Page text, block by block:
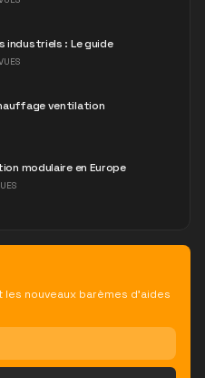
industriels : Le guide
ventilation
modulaire en Europe
nouveaux barèmes d'aides